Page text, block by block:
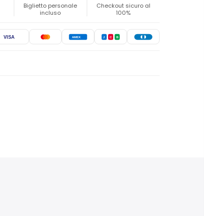
Biglietto personale
incluso
Checkout sicuro al
100%
VISA AMEX J C B